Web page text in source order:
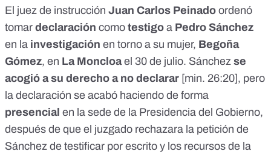
El juez de instrucción Juan Carlos Peinado ordenó
tomar declaración como testigo a Pedro Sánchez
en la investigación en torno a su mujer, Begoña
Gómez, en La Moncloael 30 de julio. Sánchez se
acogió a su derecho a no declarar [min. 26:20], pero
la declaración se acabó haciendo de forma
presencial en la sede de la Presidencia del Gobierno,
después de que el juzgado rechazara la petición de
Sánchez de testificar por escrito y los recursos de la